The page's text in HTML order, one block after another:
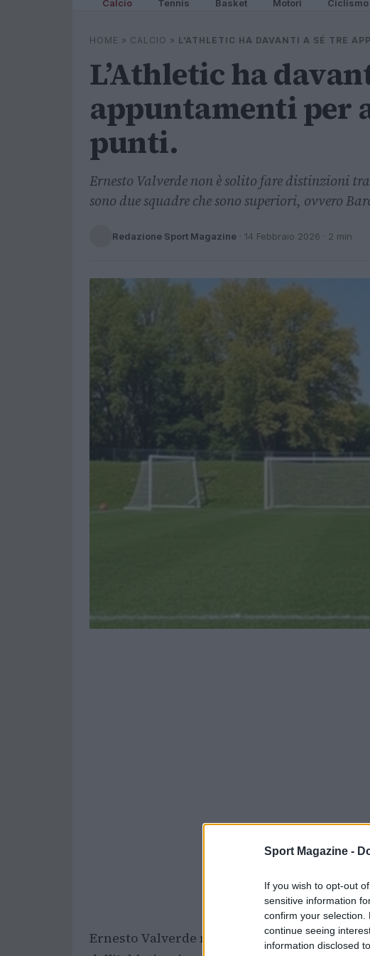
Sport Magazine -
If you wish to opt-out
sensitive information
confirm your
continue seeing
information disclosed
Calcio Tennis Basket Motori Ciclismo
HOME » CALCIO » L’ATHLETIC HA DAVANTI A SÉ TRE
L’Athletic ha
appuntamenti per
punti.
Ernesto Valverde non è solito fare distinzioni
sono due squadre che sono superiori, ovvero
Redazione Sport Magazine · 14 Febbraio 2026 · 2 min
Ernesto Valverde non è solito fare